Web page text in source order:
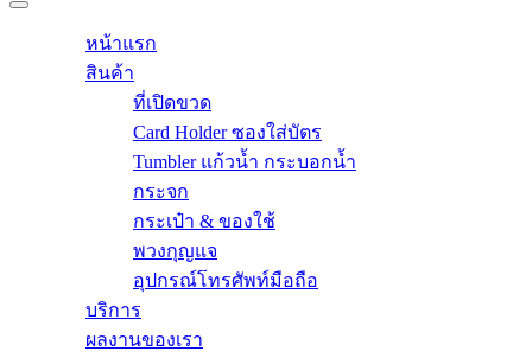
หน้าแรก
สินค้า
ที่เปิดขวด
Card Holder ซองใส่บัตร
Tumbler แก้วน้ำ กระบอกน้ำ
กระจก
กระเป๋า & ของใช้
พวงกุญแจ
อุปกรณ์โทรศัพท์มือถือ
บริการ
ผลงานของเรา